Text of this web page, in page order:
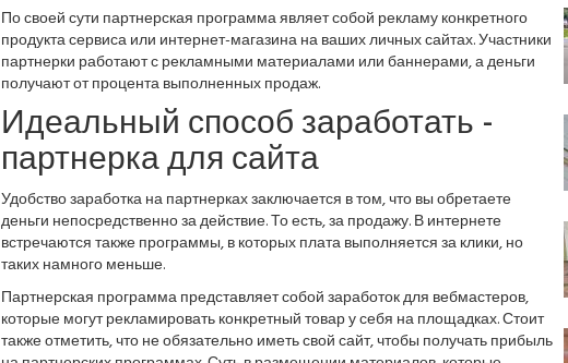
По своей сути партнерская программа являет собой рекламу конкретного
продукта сервиса или интернет-магазина на ваших личных сайтах. Участники
партнерки работают с рекламными материалами или баннерами, а деньги
получают от процента выполненных продаж.
Идеальный способ заработать -
партнерка для сайта
Удобство заработка на партнерках заключается в том, что вы обретаете
деньги непосредственно за действие. То есть, за продажу. В интернете
встречаются также программы, в которых плата выполняется за клики, но
таких намного меньше.
Партнерская программа представляет собой заработок для вебмастеров,
которые могут рекламировать конкретный товар у себя на площадках. Стоит
также отметить, что не обязательно иметь свой сайт, чтобы получать прибыль